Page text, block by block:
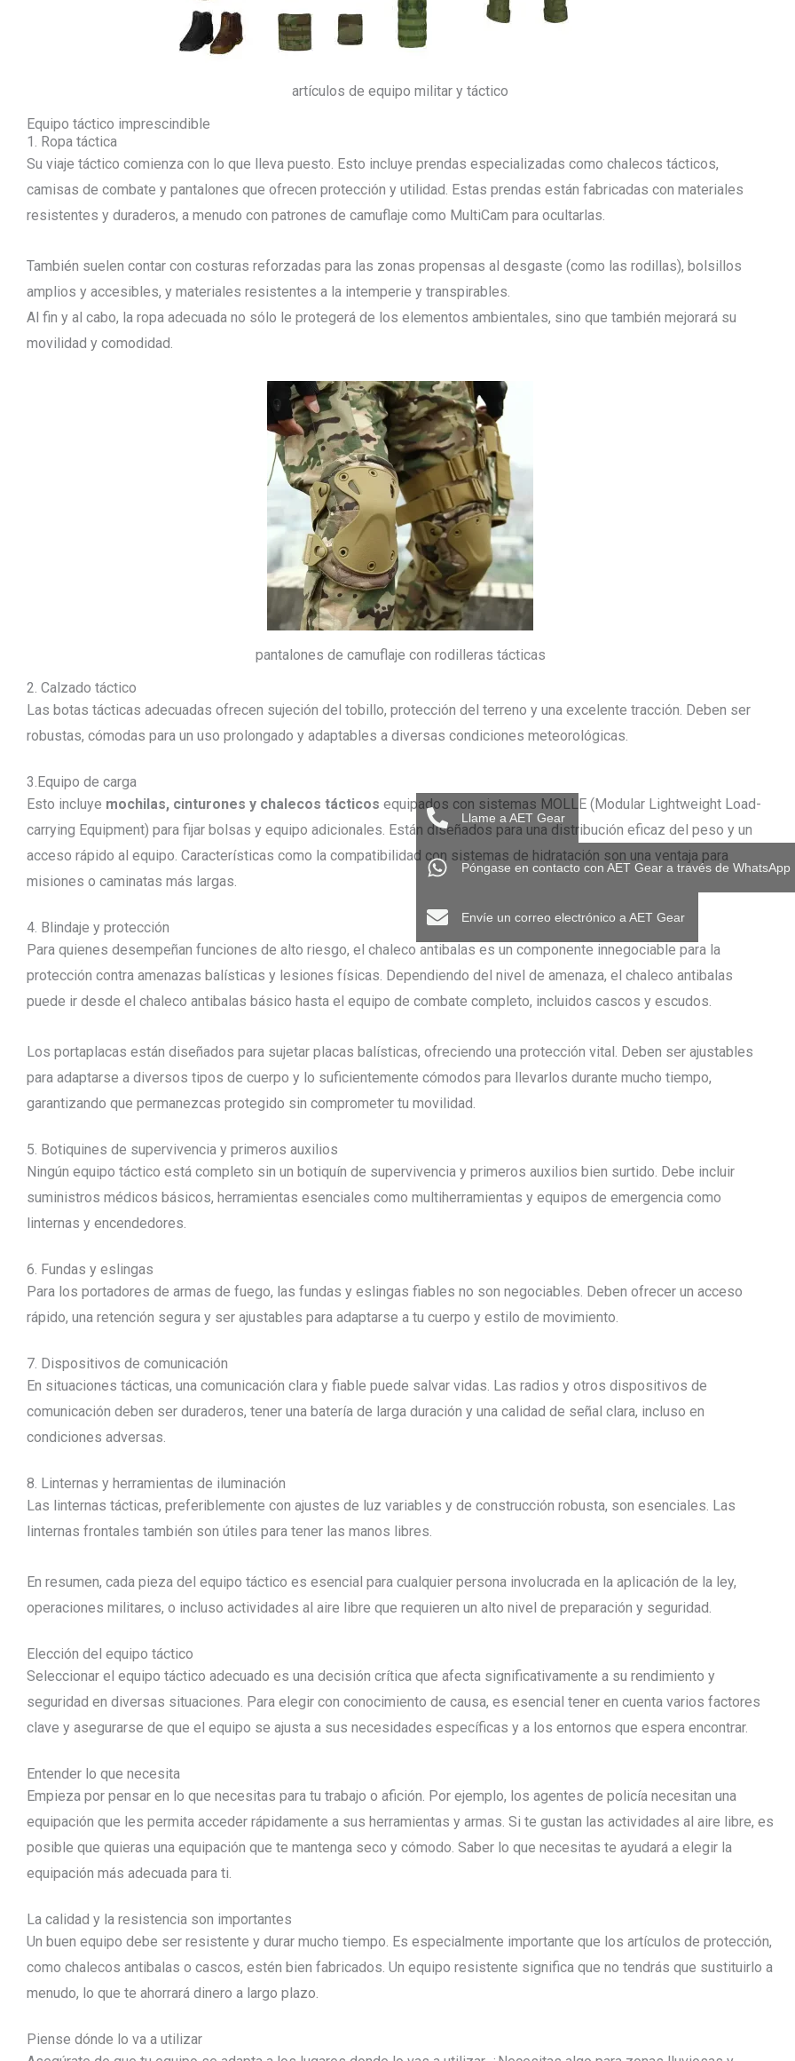
artículos de equipo militar y táctico
Equipo táctico imprescindible
1. Ropa táctica
Su viaje táctico comienza con lo que lleva puesto. Esto incluye prendas especializadas como chalecos tácticos,
camisas de combate y pantalones que ofrecen protección y utilidad. Estas prendas están fabricadas con materiales
resistentes y duraderos, a menudo con patrones de camuflaje como MultiCam para ocultarlas.
También suelen contar con costuras reforzadas para las zonas propensas al desgaste (como las rodillas), bolsillos
amplios y accesibles, y materiales resistentes a la intemperie y transpirables.
Al fin y al cabo, la ropa adecuada no sólo le protegerá de los elementos ambientales, sino que también mejorará su
movilidad y comodidad.
pantalones de camuflaje con rodilleras tácticas
2. Calzado táctico
Las botas tácticas adecuadas ofrecen sujeción del tobillo, protección del terreno y una excelente tracción. Deben ser
robustas, cómodas para un uso prolongado y adaptables a diversas condiciones meteorológicas.
3.Equipo de carga
Esto incluye mochilas, cinturones y chalecos tácticos equipados con sistemas MOLLE (Modular Lightweight Load-
carrying Equipment) para fijar bolsas y equipo adicionales. Están diseñados para una distribución eficaz del peso y un
acceso rápido al equipo. Características como la compatibilidad con sistemas de hidratación son una ventaja para
misiones o caminatas más largas.
4. Blindaje y protección
Para quienes desempeñan funciones de alto riesgo, el chaleco antibalas es un componente innegociable para la
protección contra amenazas balísticas y lesiones físicas. Dependiendo del nivel de amenaza, el chaleco antibalas
puede ir desde el chaleco antibalas básico hasta el equipo de combate completo, incluidos cascos y escudos.
Los portaplacas están diseñados para sujetar placas balísticas, ofreciendo una protección vital. Deben ser ajustables
para adaptarse a diversos tipos de cuerpo y lo suficientemente cómodos para llevarlos durante mucho tiempo,
garantizando que permanezcas protegido sin comprometer tu movilidad.
5. Botiquines de supervivencia y primeros auxilios
Ningún equipo táctico está completo sin un botiquín de supervivencia y primeros auxilios bien surtido. Debe incluir
suministros médicos básicos, herramientas esenciales como multiherramientas y equipos de emergencia como
linternas y encendedores.
6. Fundas y eslingas
Para los portadores de armas de fuego, las fundas y eslingas fiables no son negociables. Deben ofrecer un acceso
rápido, una retención segura y ser ajustables para adaptarse a tu cuerpo y estilo de movimiento.
7. Dispositivos de comunicación
En situaciones tácticas, una comunicación clara y fiable puede salvar vidas. Las radios y otros dispositivos de
comunicación deben ser duraderos, tener una batería de larga duración y una calidad de señal clara, incluso en
condiciones adversas.
8. Linternas y herramientas de iluminación
Las linternas tácticas, preferiblemente con ajustes de luz variables y de construcción robusta, son esenciales. Las
linternas frontales también son útiles para tener las manos libres.
En resumen, cada pieza del equipo táctico es esencial para cualquier persona involucrada en la aplicación de la ley,
operaciones militares, o incluso actividades al aire libre que requieren un alto nivel de preparación y seguridad.
Elección del equipo táctico
Seleccionar el equipo táctico adecuado es una decisión crítica que afecta significativamente a su rendimiento y
seguridad en diversas situaciones. Para elegir con conocimiento de causa, es esencial tener en cuenta varios factores
clave y asegurarse de que el equipo se ajusta a sus necesidades específicas y a los entornos que espera encontrar.
Entender lo que necesita
Empieza por pensar en lo que necesitas para tu trabajo o afición. Por ejemplo, los agentes de policía necesitan una
equipación que les permita acceder rápidamente a sus herramientas y armas. Si te gustan las actividades al aire libre, es
posible que quieras una equipación que te mantenga seco y cómodo. Saber lo que necesitas te ayudará a elegir la
equipación más adecuada para ti.
La calidad y la resistencia son importantes
Un buen equipo debe ser resistente y durar mucho tiempo. Es especialmente importante que los artículos de protección,
como chalecos antibalas o cascos, estén bien fabricados. Un equipo resistente significa que no tendrás que sustituirlo a
menudo, lo que te ahorrará dinero a largo plazo.
Piense dónde lo va a utilizar
Llame a AET Gear
Póngase en contacto con AET Gear a través de WhatsApp
Envíe un correo electrónico a AET Gear